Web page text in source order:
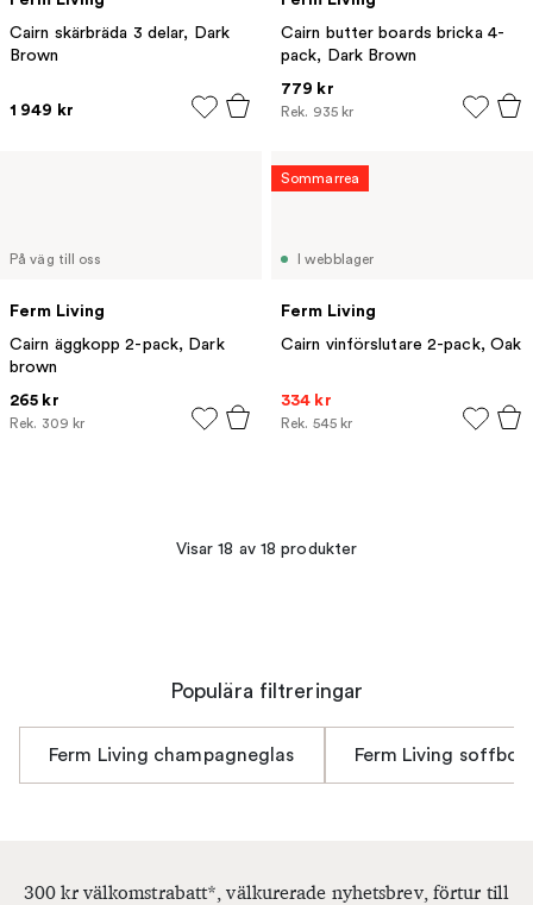
Cairn skärbräda 3 delar, Dark
Brown
1 949 kr
Cairn butter boards bricka 4-
pack, Dark Brown
779 kr
Rek. 935 kr
På väg till oss
Ferm Living
Cairn äggkopp 2-pack, Dark
brown
265 kr
Rek. 309 kr
I webblager
Ferm Living
Cairn vinförslutare 2-pack, Oak
334 kr
Rek. 545 kr
Sommarrea
Visar 18 av 18 produkter
Populära filtreringar
Ferm Living champagneglas Ferm Living
300 kr välkomstrabatt*, välkurerade nyhetsbrev, förtur till